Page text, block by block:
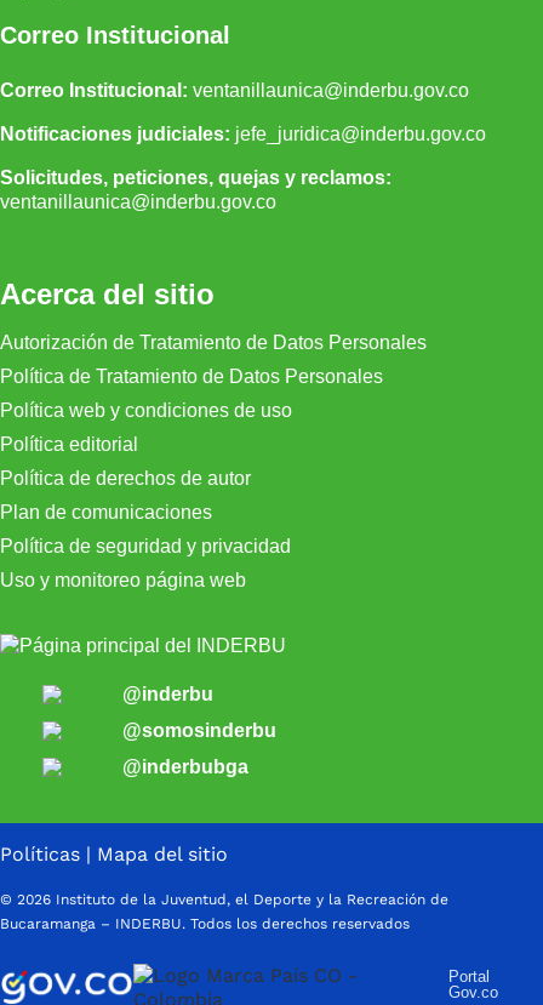
Correo Institucional
Correo Institucional: ventanillaunica@inderbu.gov.co
Notificaciones judiciales: jefe_juridica@inderbu.gov.co
Solicitudes, peticiones, quejas y reclamos:
ventanillaunica@inderbu.gov.co
Acerca del sitio
Autorización de Tratamiento de Datos Personales
Política de Tratamiento de Datos Personales
Política web y condiciones de uso
Política editorial
Política de derechos de autor
Plan de comunicaciones
Política de seguridad y privacidad
Uso y monitoreo página web
@inderbu
@somosinderbu
@inderbubga
Políticas| Mapa del sitio
© 2026 Instituto de la Juventud, el Deporte y la Recreación de
Bucaramanga – INDERBU. Todos los derechos reservados
Portal
Gov.co